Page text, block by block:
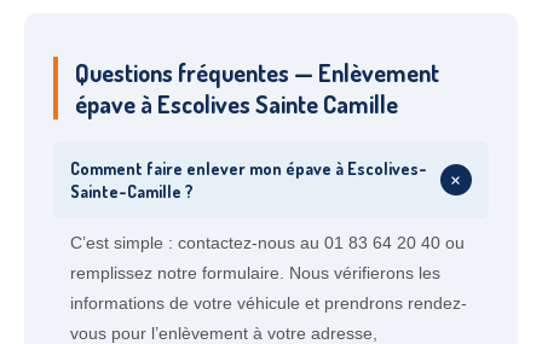
Questions fréquentes — Enlèvement
épave à Escolives Sainte Camille
Comment faire enlever mon épave à Escolives-
Sainte-Camille ?
+
C’est simple : contactez-nous au 01 83 64 20 40 ou
remplissez notre formulaire. Nous vérifierons les
informations de votre véhicule et prendrons rendez-
vous pour l’enlèvement à votre adresse,